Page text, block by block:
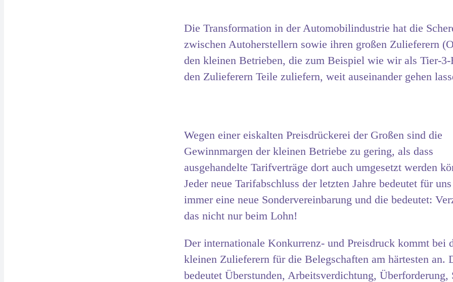
Die Transformation in der Automobilindustrie hat die
zwischen Autoherstellern sowie ihren großen Zulieferern
den kleinen Betrieben, die zum Beispiel wie wir als Tier-
den Zulieferern Teile zuliefern, weit auseinander gehen
Wegen einer eiskalten Preisdrückerei der Großen sind die
Gewinnmargen der kleinen Betriebe zu gering, als dass
ausgehandelte Tarifverträge dort auch umgesetzt werden
Jeder neue Tarifabschluss der letzten Jahre bedeutet für
immer eine neue Sondervereinbarung und die bedeutet:
das nicht nur beim Lohn!
Der internationale Konkurrenz- und Preisdruck kommt bei
kleinen Zulieferern für die Belegschaften am härtesten an.
bedeutet Überstunden, Arbeitsverdichtung, Überforderung,